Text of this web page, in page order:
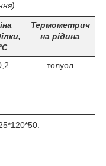
°С
Термометрич
на рідина
толуол